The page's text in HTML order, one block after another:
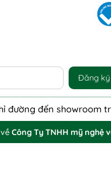
Đăng ký
đường đến showroom
Công Ty TNHH mỹ nghệ